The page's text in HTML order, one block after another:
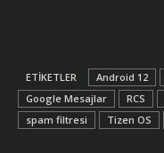
ETIKETLER Android 12
Google Mesajlar
RCS
spam filtresi
Tizen OS